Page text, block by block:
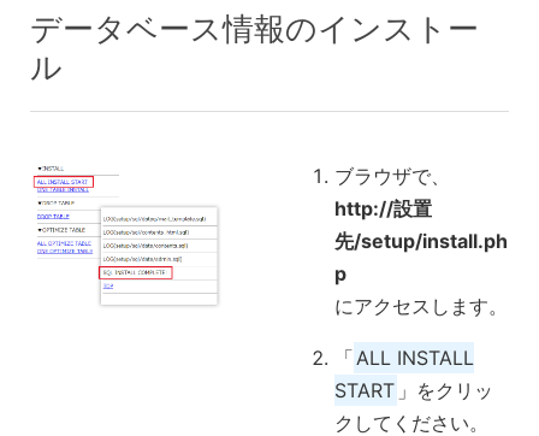
データベース情報のインストー
ル
ブラウザで、
http://設置
先/setup/install.ph
p
にアクセスします。
「 ALL INSTALL
START 」をクリッ
クしてください。